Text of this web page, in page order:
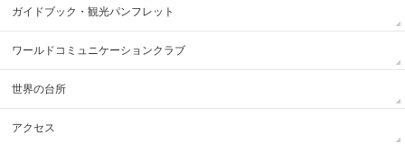
ガイドブック・観光パンフレット
ワールドコミュニケーションクラブ
世界の台所
アクセス